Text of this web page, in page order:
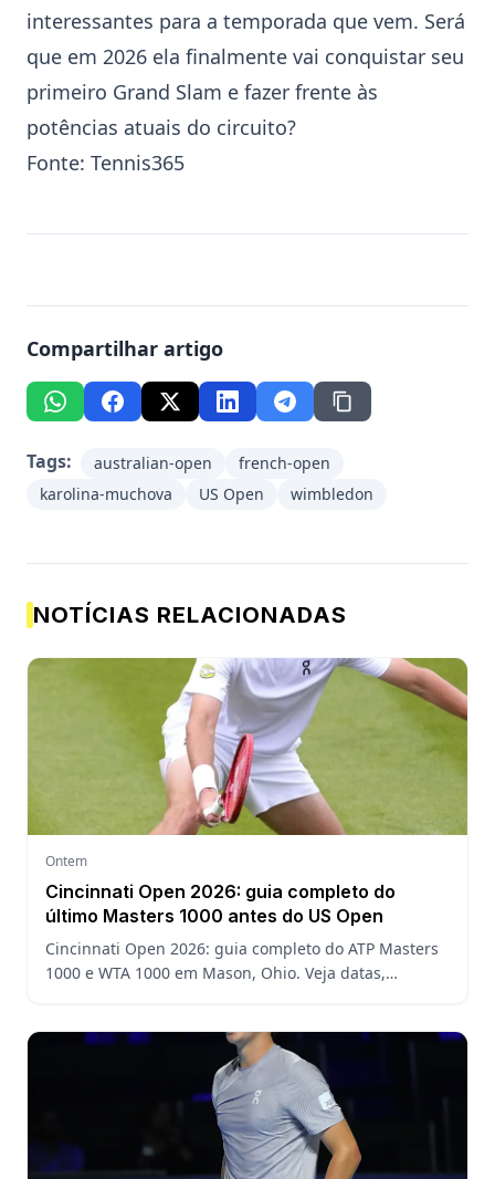
interessantes para a temporada que vem. Será
que em 2026 ela finalmente vai conquistar seu
primeiro Grand Slam e fazer frente às
potências atuais do circuito?
Fonte: Tennis365
Compartilhar artigo
Tags: australian-open
french-open
karolina-muchova
US Open wimbledon
NOTÍCIAS RELACIONADAS
Ontem
Cincinnati Open 2026: guia completo do
último Masters 1000 antes do US Open
Cincinnati Open 2026: guia completo do ATP Masters
1000 e WTA 1000 em Mason, Ohio. Veja datas,